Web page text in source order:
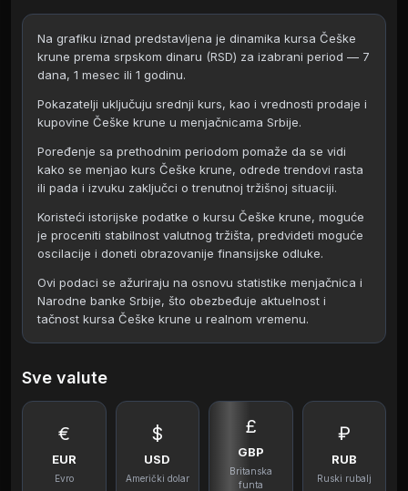
Na grafiku iznad predstavljena je dinamika kursa Češke
krune prema srpskom dinaru (RSD) za izabrani period — 7
dana, 1 mesec ili 1 godinu.
Pokazatelji uključuju srednji kurs, kao i vrednosti prodaje i
kupovine Češke krune u menjačnicama Srbije.
Poređenje sa prethodnim periodom pomaže da se vidi
kako se menjao kurs Češke krune, odrede trendovi rasta
ili pada i izvuku zaključci o trenutnoj tržišnoj situaciji.
Koristeći istorijske podatke o kursu Češke krune, moguće
je proceniti stabilnost valutnog tržišta, predvideti moguće
oscilacije i doneti obrazovanije finansijske odluke.
Ovi podaci se ažuriraju na osnovu statistike menjačnica i
Narodne banke Srbije, što obezbeđuje aktuelnost i
tačnost kursa Češke krune u realnom vremenu.
Sve valute
€
EUR
Evro
$
USD
Američki dolar
£
GBP
Britanska
funta
₽
RUB
Ruski rubalj